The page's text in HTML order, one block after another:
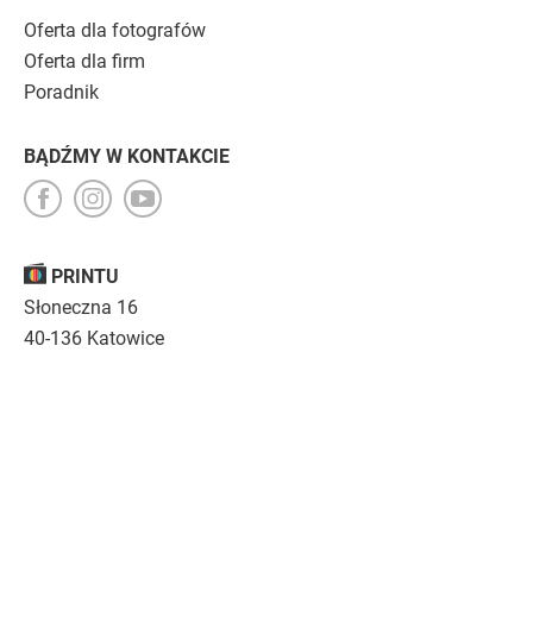
PRINTU
Słoneczna 16
40-136 Katowice
Oferta dla fotografów
Oferta dla firm
Poradnik
BĄDŹMY W KONTAKCIE